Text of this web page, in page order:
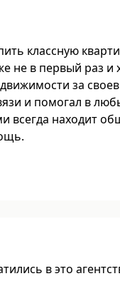
классную
не в первый раз и
за
и помогал в
всегда находит
в это